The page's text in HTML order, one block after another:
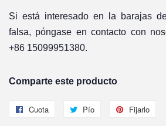
Si está interesado en la barajas
falsa, póngase en contacto con
+86 15099951380.
Comparte este producto
Cuota
CompartirPío
Twittear Fijarlo